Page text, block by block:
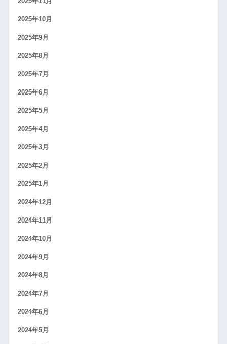
2025年10月
2025年9月
2025年8月
2025年7月
2025年6月
2025年5月
2025年4月
2025年3月
2025年2月
2025年1月
2024年12月
2024年11月
2024年10月
2024年9月
2024年8月
2024年7月
2024年6月
2024年5月